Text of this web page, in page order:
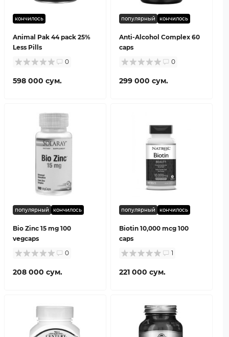
кончилось
Animal Pak 44 pack 25%
Less Pills
0
598 000 сум.
популярный кончилось
Anti-Alcohol Complex 60
caps
0
299 000 сум.
популярный кончилось
Bio Zinc 15 mg 100
vegcaps
0
208 000 сум.
популярный кончилось
Biotin 10,000 mcg 100
caps
1
221 000 сум.